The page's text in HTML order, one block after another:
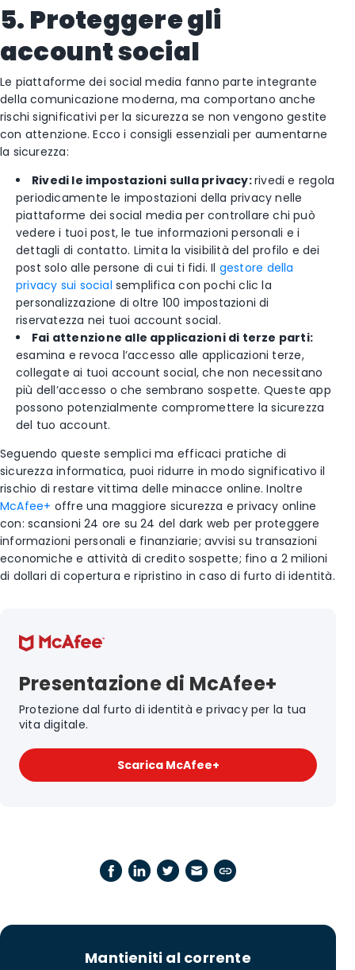
5. Proteggere gli
account social
Le piattaforme dei social media fanno parte integrante
della comunicazione moderna, ma comportano anche
rischi significativi per la sicurezza se non vengono gestite
con attenzione. Ecco i consigli essenziali per aumentarne
la sicurezza:
Rivedi le impostazioni sulla privacy:rivedi e regola
periodicamente le impostazioni della privacy nelle
piattaforme dei social media per controllare chi può
vedere i tuoi post, le tue informazioni personali e i
dettagli di contatto. Limita la visibilità del profilo e dei
post solo alle persone di cui ti fidi. Il gestore della
privacy sui social semplifica con pochi clic la
personalizzazione di oltre 100 impostazioni di
riservatezza nei tuoi account social.
Fai attenzione alle applicazioni di terze parti:
esamina e revoca l’accesso alle applicazioni terze,
collegate ai tuoi account social, che non necessitano
più dell’accesso o che sembrano sospette. Queste app
possono potenzialmente compromettere la sicurezza
del tuo account.
Seguendo queste semplici ma efficaci pratiche di
sicurezza informatica, puoi ridurre in modo significativo il
rischio di restare vittima delle minacce online. Inoltre
McAfee+ offre una maggiore sicurezza e privacy online
con: scansioni 24 ore su 24 del dark web per proteggere
informazioni personali e finanziarie; avvisi su transazioni
economiche e attività di credito sospette; fino a 2 milioni
di dollari di copertura e ripristino in caso di furto di identità.
Presentazione di McAfee+
Protezione dal furto di identità e privacy per la tua
vita digitale.
Scarica McAfee+
Mantieniti al corrente